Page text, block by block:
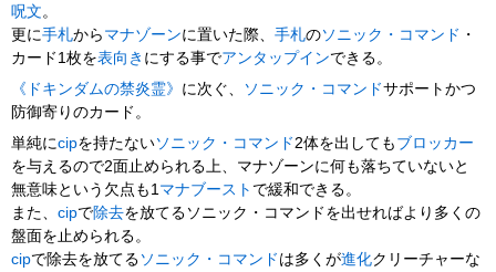
呪文。
更に手札から マナゾーンに置いた際、手札のソニック・コマンド ・
カード1枚を表向き にする事でアンタップインできる。
《ドキンダムの禁炎霊》 に次ぐ、 ソニック・コマンドサポートかつ
防御寄りのカード。
単純にcipを持たないソニック・コマンド 2体を出しても ブロッカー
を与えるので2面止められる上、マナゾーンに何も落ちていないと
無意味という欠点も1 マナブースト で緩和できる。
また、cipで除去を放てるソニック・コマンドを出せればより多くの
盤面を止められる。
cipで除去を放てる ソニック・コマンド は多くが進化クリーチャーな